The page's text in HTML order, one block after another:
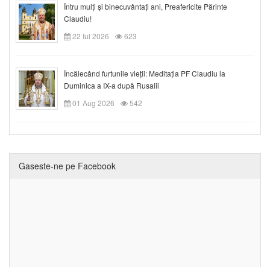
Întru mulți și binecuvântați ani, Preafericite Părinte
Claudiu!
22 Iul 2026
623
Încălecând furtunile vieții: Meditația PF Claudiu la
Duminica a IX-a după Rusalii
01 Aug 2026
542
Gaseste-ne pe Facebook